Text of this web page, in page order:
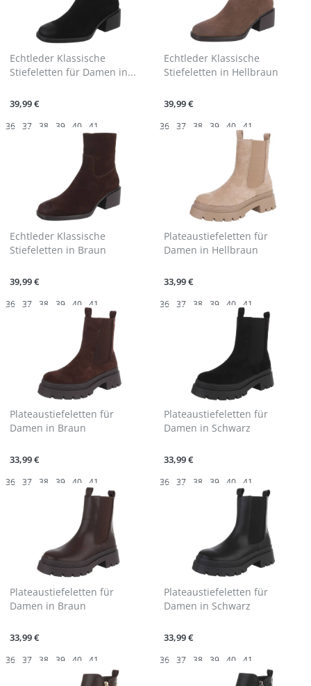
Echtleder Klassische
Stiefeletten für Damen in...
39,99 €
36 37 38 39 40 41
Echtleder Klassische
Stiefeletten in Hellbraun
39,99 €
36 37 38 39 40 41
Echtleder Klassische
Stiefeletten in Braun
39,99 €
36 37 38 39 40 41
Plateaustiefeletten für
Damen in Hellbraun
33,99 €
36 37 38 39 40 41
Plateaustiefeletten für
Damen in Braun
33,99 €
36 37 38 39 40 41
Plateaustiefeletten für
Damen in Schwarz
33,99 €
36 37 38 39 40 41
Plateaustiefeletten für
Damen in Braun
33,99 €
36 37 38 39 40 41
Plateaustiefeletten für
Damen in Schwarz
33,99 €
36 37 38 39 40 41